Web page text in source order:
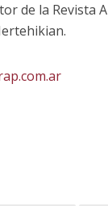
de la Revista